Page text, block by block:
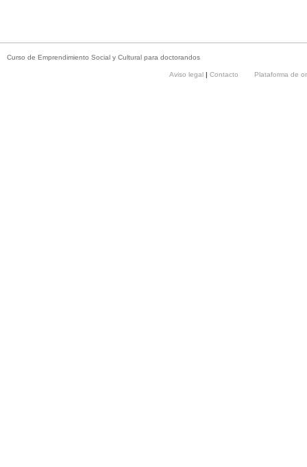
Curso de Emprendimiento Social y Cultural para doctorandos
Aviso legal | Contacto Plataforma de